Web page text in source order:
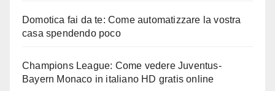
Domotica fai da te: Come automatizzare la vostra
casa spendendo poco
Champions League: Come vedere Juventus-
Bayern Monaco in italiano HD gratis online